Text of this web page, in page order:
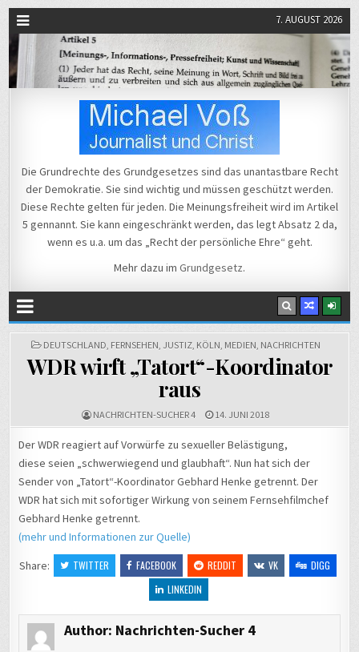
7. AUGUST 2026
Michael Voß
Die Grundrechte des Grundgesetzes sind das unantastbare Recht
der Demokratie. Sie sind wichtig und müssen geschützt werden.
Diese Rechte gelten für jeden. Die Meinungsfreiheit wird im Artikel
5 gennannt. Sie kann eingeschränkt werden, das legt Absatz 2 da,
wenn es u.a. um das „Recht der persönliche Ehre“ geht.
Mehr dazu im Grundgesetz.
POSTED
DEUTSCHLAND, FERNSEHEN, JUSTIZ, KÖLN, MEDIEN, NACHRICHTEN
WDR wirft „Tatort“-Koordinator
raus
NACHRICHTEN-SUCHER 4 14. JUNI 2018
Der WDR reagiert auf Vorwürfe zu sexueller Belästigung,
diese seien „schwerwiegend und glaubhaft“. Nun hat sich der
Sender von „Tatort“-Koordinator Gebhard Henke getrennt. Der
WDR hat sich mit sofortiger Wirkung von seinem Fernsehfilmchef
Gebhard Henke getrennt.
(mehr und Informationen zur Quelle)
Share:
TWITTER FACEBOOK REDDIT VK
DIGG
LINKEDIN
Author: Nachrichten-Sucher 4